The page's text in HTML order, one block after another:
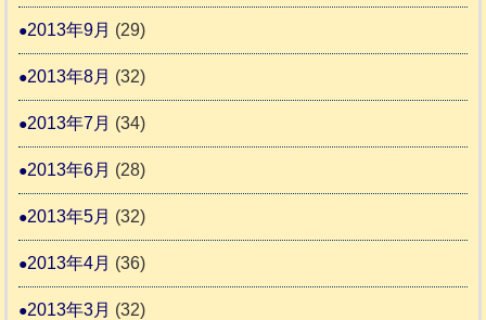
2013年9月 (29)
2013年8月 (32)
2013年7月 (34)
2013年6月 (28)
2013年5月 (32)
2013年4月 (36)
2013年3月 (32)